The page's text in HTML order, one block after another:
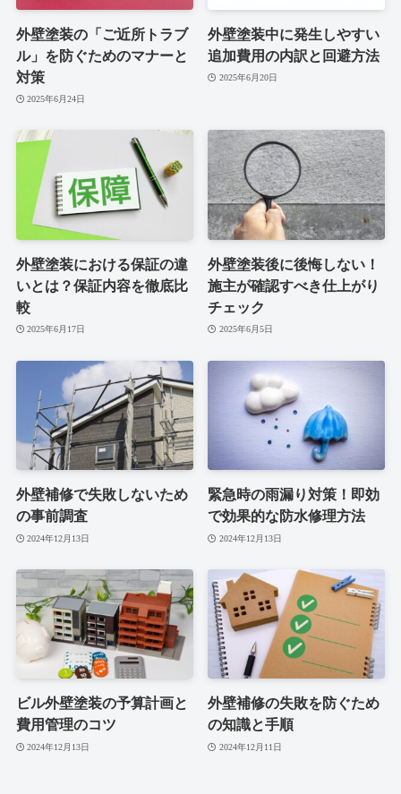
外壁塗装の「ご近所トラブ
ル」を防ぐためのマナーと
対策
2025年6月24日
外壁塗装中に発生しやすい
追加費用の内訳と回避方法
2025年6月20日
外壁塗装における保証の違
いとは？保証内容を徹底比
較
2025年6月17日
外壁塗装後に後悔しない！
施主が確認すべき仕上がり
チェック
2025年6月5日
外壁補修で失敗しないため
の事前調査
2024年12月13日
緊急時の雨漏り対策！即効
で効果的な防水修理方法
2024年12月13日
ビル外壁塗装の予算計画と
費用管理のコツ
2024年12月13日
外壁補修の失敗を防ぐため
の知識と手順
2024年12月11日